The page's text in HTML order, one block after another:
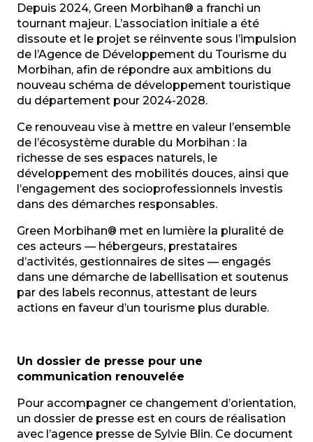
Depuis 2024, Green Morbihan® a franchi un
tournant majeur. L’association initiale a été
dissoute et le projet se réinvente sous l’impulsion
de l’Agence de Développement du Tourisme du
Morbihan, afin de répondre aux ambitions du
nouveau schéma de développement touristique
du département pour 2024-2028.
Ce renouveau vise à mettre en valeur l’ensemble
de l’écosystème durable du Morbihan : la
richesse de ses espaces naturels, le
développement des mobilités douces, ainsi que
l’engagement des socioprofessionnels investis
dans des démarches responsables.
Green Morbihan® met en lumière la pluralité de
ces acteurs — hébergeurs, prestataires
d’activités, gestionnaires de sites — engagés
dans une démarche de labellisation et soutenus
par des labels reconnus, attestant de leurs
actions en faveur d’un tourisme plus durable.
Un dossier de presse pour une
communication renouvelée
Pour accompagner ce changement d’orientation,
un dossier de presse est en cours de réalisation
avec l’agence presse de Sylvie Blin. Ce document